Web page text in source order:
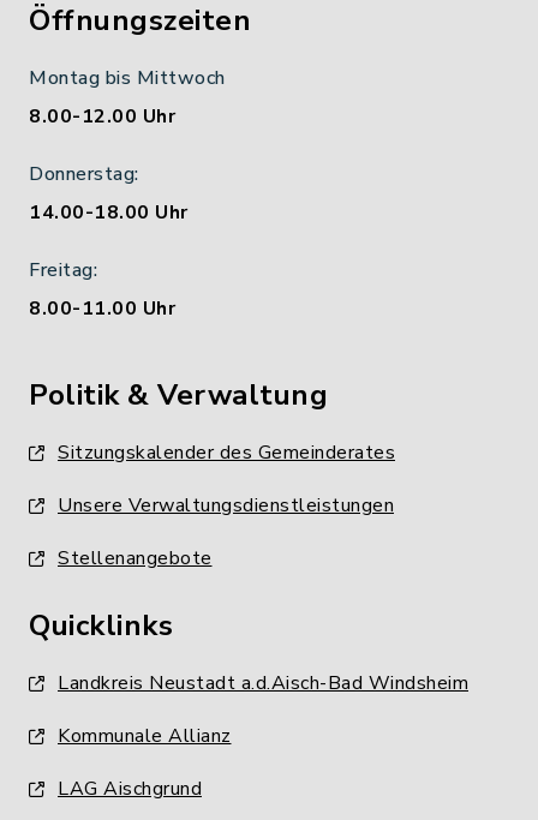
Öffnungszeiten
Montag bis Mittwoch
8.00-12.00 Uhr
Donnerstag:
14.00-18.00 Uhr
Freitag:
8.00-11.00 Uhr
Politik & Verwaltung
Sitzungskalender des Gemeinderates
Unsere Verwaltungsdienstleistungen
Stellenangebote
Quicklinks
Landkreis Neustadt a.d.Aisch-Bad Windsheim
Kommunale Allianz
LAG Aischgrund